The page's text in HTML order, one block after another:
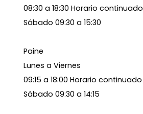
08:30 a 18:30 Horario continuado
Sábado 09:30 a 15:30
Paine
Lunes a Viernes
09:15 a 18:00 Horario continuado
Sábado 09:30 a 14:15